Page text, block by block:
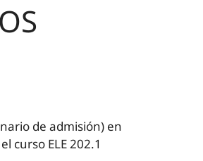
de admisión) en
curso ELE 202.1